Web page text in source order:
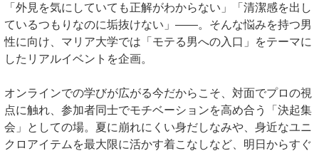
「外見を気にしていても正解がわからない」「清潔感を出し
ているつもりなのに垢抜けない」――。そんな悩みを持つ男
性に向け、マリア大学では「モテる男への入口」をテーマに
したリアルイベントを企画。
オンラインでの学びが広がる今だからこそ、対面でプロの視
点に触れ、参加者同士でモチベーションを高め合う「決起集
会」としての場。夏に崩れにくい身だしなみや、身近なユニ
クロアイテムを最大限に活かす着こなしなど、明日からすぐ